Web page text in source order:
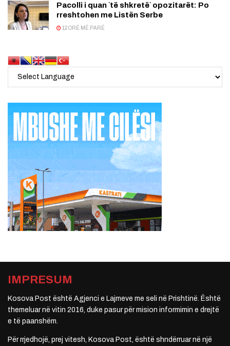
Pacolli i quan `të shkretë` opozitarët: Po
rreshtohen me Listën Serbe
12 ORË MË PARË
IMPRESUM
Kosova Post është Agjenci e Lajmeve me seli në Prishtinë. Është
themeluar në vitin 2016, duke pasur për mision informimin e drejtë
e të paanshëm.
Për rrjedhojë, prej vitesh, Kosova Post, është shndërruar në një